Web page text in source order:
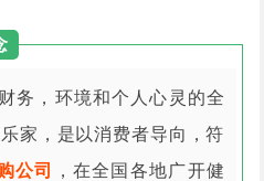
务，环境和个人心灵的全
家，是以消费者导向，符
公司
，在全国各地广开健